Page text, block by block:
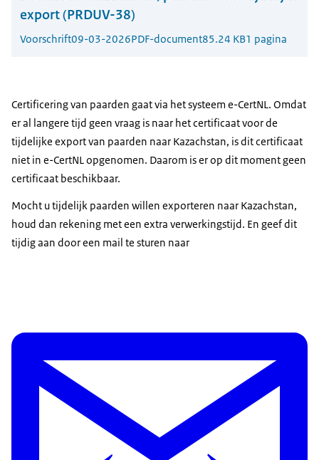
export (PRDUV-38)
Voorschrift09-03-2026PDF-document85.24 KB1 pagina
Certificering van paarden gaat via het systeem e-CertNL. Omdat
er al langere tijd geen vraag is naar het certificaat voor de
tijdelijke export van paarden naar Kazachstan, is dit certificaat
niet in e-CertNL opgenomen. Daarom is er op dit moment geen
certificaat beschikbaar.
Mocht u tijdelijk paarden willen exporteren naar Kazachstan,
houd dan rekening met een extra verwerkingstijd. En geef dit
tijdig aan door een mail te sturen naar